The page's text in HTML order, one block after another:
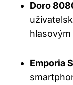
Doro
hlasovým
Emporia